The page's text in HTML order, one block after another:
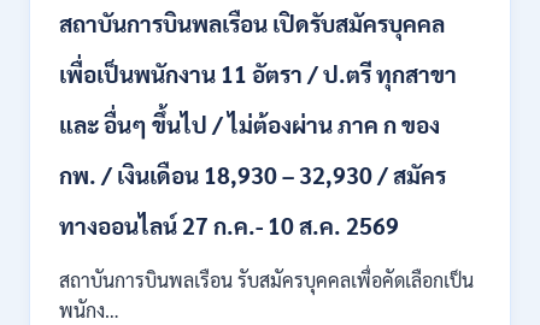
13
ส.ค.
/
เดือน
/
13
25
สิงหาคม
2569
สถาบันการบินพลเรือน เปิดรับสมัครบุคคล
เพื่อเป็นพนักงาน 11 อัตรา / ป.ตรี ทุกสาขา
และ อื่นๆ ขึ้นไป / ไม่ต้องผ่าน ภาค ก ของ
กพ. / เงินเดือน 18,930 – 32,930 / สมัคร
ทางออนไลน์ 27 ก.ค.- 10 ส.ค. 2569
สถาบันการบินพลเรือน รับสมัครบุคคลเพื่อคัดเลือกเป็น
พนักง…